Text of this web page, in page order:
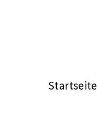
Startseite